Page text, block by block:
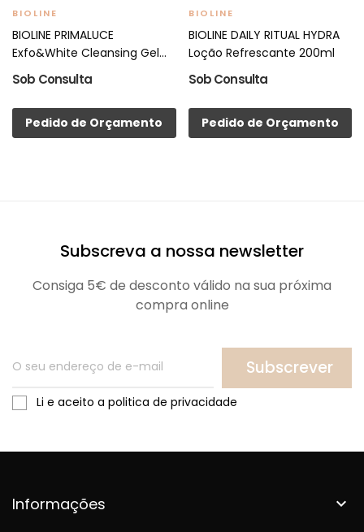
BIOLINE
BIOLINE PRIMALUCE
Exfo&White Cleansing Gel
200ml
Sob Consulta
Pedido de Orçamento
BIOLINE
BIOLINE DAILY RITUAL HYDRA
Loção Refrescante 200ml
Sob Consulta
Pedido de Orçamento
Subscreva a nossa newsletter
Consiga 5€ de desconto válido na sua próxima
compra online
Subscrever
Li e aceito a politica de privacidade
Informações 